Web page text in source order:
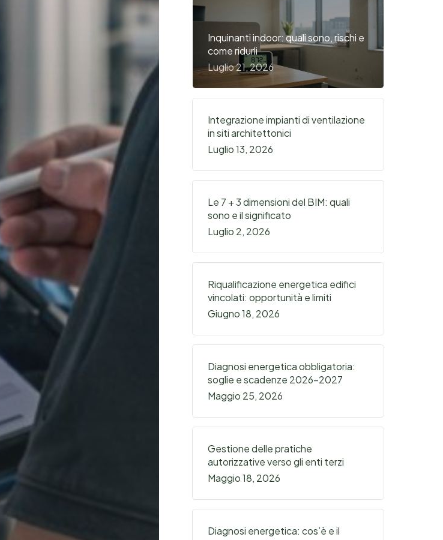
Inquinanti indoor: quali sono, rischi e
come ridurli
Luglio 21, 2026
Integrazione impianti di ventilazione
in siti architettonici
Luglio 13, 2026
Le 7 + 3 dimensioni del BIM: quali
sono e il significato
Luglio 2, 2026
Riqualificazione energetica edifici
vincolati: opportunità e limiti
Giugno 18, 2026
Diagnosi energetica obbligatoria:
soglie e scadenze 2026-2027
Maggio 25, 2026
Gestione delle pratiche
autorizzative verso gli enti terzi
Maggio 18, 2026
Diagnosi energetica: cos’è e il